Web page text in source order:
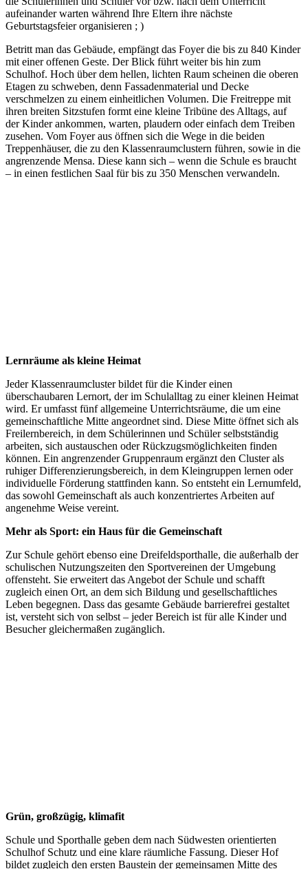
aufeinander warten während Ihre Eltern ihre nächste
Geburtstagsfeier organisieren ; )
Betritt man das Gebäude, empfängt das Foyer die bis zu 840 Kinder
mit einer offenen Geste. Der Blick führt weiter bis hin zum
Schulhof. Hoch über dem hellen, lichten Raum scheinen die oberen
Etagen zu schweben, denn Fassadenmaterial und Decke
verschmelzen zu einem einheitlichen Volumen. Die Freitreppe mit
ihren breiten Sitzstufen formt eine kleine Tribüne des Alltags, auf
der Kinder ankommen, warten, plaudern oder einfach dem Treiben
zusehen. Vom Foyer aus öffnen sich die Wege in die beiden
Treppenhäuser, die zu den Klassenraumclustern führen, sowie in die
angrenzende Mensa. Diese kann sich – wenn die Schule es braucht
– in einen festlichen Saal für bis zu 350 Menschen verwandeln.
Lernräume als kleine Heimat
Jeder Klassenraumcluster bildet für die Kinder einen
überschaubaren Lernort, der im Schulalltag zu einer kleinen Heimat
wird. Er umfasst fünf allgemeine Unterrichtsräume, die um eine
gemeinschaftliche Mitte angeordnet sind. Diese Mitte öffnet sich als
Freilernbereich, in dem Schülerinnen und Schüler selbstständig
arbeiten, sich austauschen oder Rückzugsmöglichkeiten finden
können. Ein angrenzender Gruppenraum ergänzt den Cluster als
ruhiger Differenzierungsbereich, in dem Kleingruppen lernen oder
individuelle Förderung stattfinden kann. So entsteht ein Lernumfeld,
das sowohl Gemeinschaft als auch konzentriertes Arbeiten auf
angenehme Weise vereint.
Mehr als Sport: ein Haus für die Gemeinschaft
Zur Schule gehört ebenso eine Dreifeldsporthalle, die außerhalb der
schulischen Nutzungszeiten den Sportvereinen der Umgebung
offensteht. Sie erweitert das Angebot der Schule und schafft
zugleich einen Ort, an dem sich Bildung und gesellschaftliches
Leben begegnen. Dass das gesamte Gebäude barrierefrei gestaltet
ist, versteht sich von selbst – jeder Bereich ist für alle Kinder und
Besucher gleichermaßen zugänglich.
Grün, großzügig, klimafit
Schule und Sporthalle geben dem nach Südwesten orientierten
Schulhof Schutz und eine klare räumliche Fassung. Dieser Hof
bildet zugleich den ersten Baustein der gemeinsamen Mitte des